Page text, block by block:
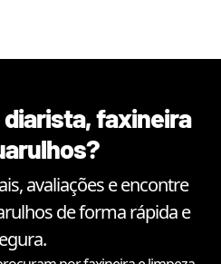
faxineira
?
avaliações e encontre
de forma rápida e